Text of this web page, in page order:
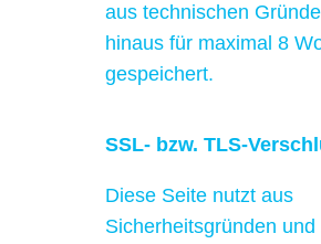
aus technischen
hinaus für maximal 8
gespeichert.
SSL- bzw. TLS-
Diese Seite nutzt aus
Sicherheitsgründen